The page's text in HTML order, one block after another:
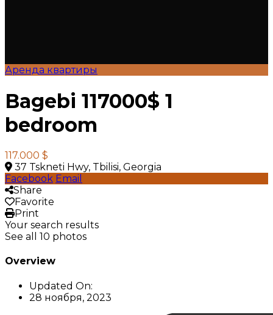
Аренда квартиры
Bagebi 117000$ 1
bedroom
117.000 $
37 Tskneti Hwy, Tbilisi, Georgia
Facebook Email
Share
Favorite
Print
Your search results
See all 10 photos
Overview
Updated On:
28 ноября, 2023